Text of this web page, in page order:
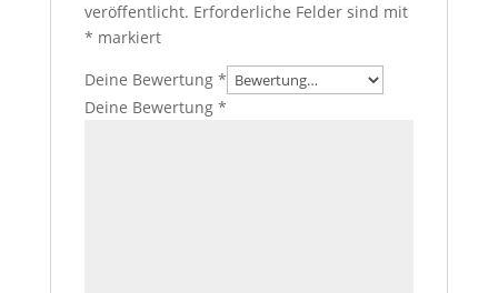
veröffentlicht. Erforderliche Felder sind mit
* markiert
Deine Bewertung *
Deine Bewertung *